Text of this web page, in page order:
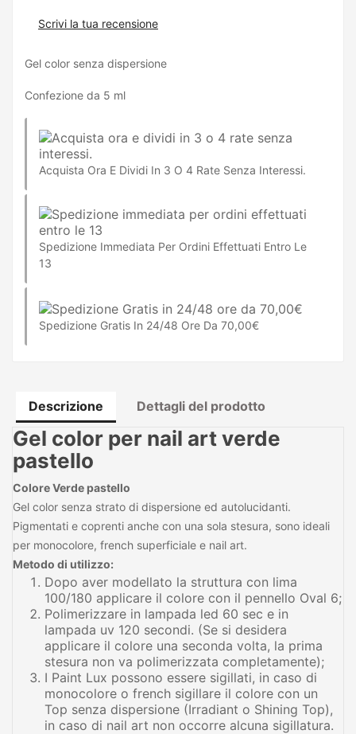
Scrivi la tua recensione
Gel color senza dispersione
Confezione da 5 ml
Acquista Ora E Dividi In 3 O 4 Rate Senza Interessi.
Spedizione Immediata Per Ordini Effettuati Entro Le
13
Spedizione Gratis In 24/48 Ore Da 70,00€
Descrizione Dettagli del prodotto
Gel color per nail art verde
pastello
Colore Verde pastello
Gel color senza strato di dispersione ed autolucidanti.
Pigmentati e coprenti anche con una sola stesura, sono ideali
per monocolore, french superficiale e nail art.
Metodo di utilizzo:
Dopo aver modellato la struttura con lima
100/180 applicare il colore con il pennello Oval 6;
Polimerizzare in lampada led 60 sec e in
lampada uv 120 secondi. (Se si desidera
applicare il colore una seconda volta, la prima
stesura non va polimerizzata completamente);
I Paint Lux possono essere sigillati, in caso di
monocolore o french sigillare il colore con un
Top senza dispersione (Irradiant o Shining Top),
in caso di nail art non occorre alcuna sigillatura.